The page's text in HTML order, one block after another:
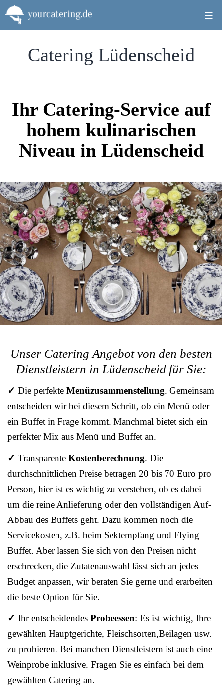
Zum
Inhalt
springen
Catering Lüdenscheid
Ihr Catering-Service auf
hohem kulinarischen
Niveau in Lüdenscheid
Unser Catering Angebot von den besten
Dienstleistern in Lüdenscheid für Sie:
✓ Die perfekte Menüzusammenstellung. Gemeinsam
entscheiden wir bei diesem Schritt, ob ein Menü oder
ein Buffet in Frage kommt. Manchmal bietet sich ein
perfekter Mix aus Menü und Buffet an.
✓ Transparente Kostenberechnung. Die
durchschnittlichen Preise betragen 20 bis 70 Euro pro
Person, hier ist es wichtig zu verstehen, ob es dabei
um die reine Anlieferung oder den vollständigen Auf-
Abbau des Buffets geht. Dazu kommen noch die
Servicekosten, z.B. beim Sektempfang und Flying
Buffet. Aber lassen Sie sich von den Preisen nicht
erschrecken, die Zutatenauswahl lässt sich an jedes
Budget anpassen, wir beraten Sie gerne und erarbeiten
die beste Option für Sie.
✓ Ihr entscheidendes Probeessen: Es ist wichtig, Ihre
gewählten Hauptgerichte, Fleischsorten,Beilagen usw.
zu probieren. Bei manchen Dienstleistern ist auch eine
Weinprobe inklusive. Fragen Sie es einfach bei dem
gewählten Catering an.